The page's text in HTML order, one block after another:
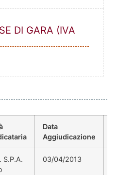
DI GARA (IVA
Data
Aggiudicazione
S.P.A.
03/04/2013